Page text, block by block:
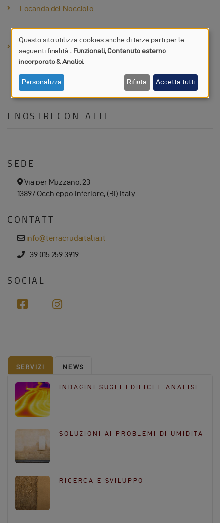
Locanda del Nocciolo
Casa Natura
I NOSTRI CONTATTI
SEDE
a
d
s
s
Via per Muzzano, 23
13897 Occhieppo Inferiore, (BI) Italy
CONTATTI
e
a
info@terracrudaitalia.it
p
n
e
+39 015 259 3919
SOCIAL
f
o
o
k
i
g
a
SERVIZI NEWS
INDAGINI SUGLI EDIFICI E ANALISI…
SOLUZIONI AI PROBLEMI DI UMIDITÀ
RICERCA E SVILUPPO
UTILIZZO
DI
DATI
PERSONALI
COOKIE
Questo sito utilizza cookies anche di terze parti per le
seguenti finalità : Funzionali, Contenuto esterno
incorporato & Analisi
Personalizza Rifiuta Accetta tutti